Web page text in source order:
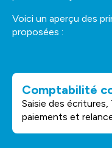
Voici un aperçu des
proposées :
Comptabilité
Saisie des écritures,
paiements et